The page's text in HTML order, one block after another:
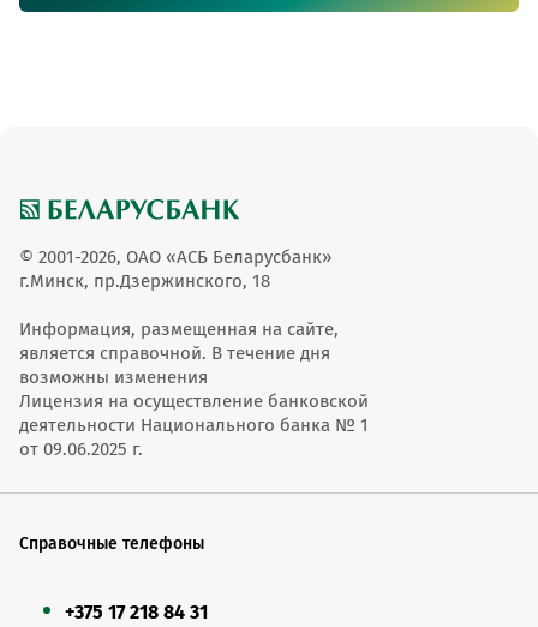
© 2001-2026, ОАО «АСБ Беларусбанк»
г.Минск, пр.Дзержинского, 18
Информация, размещенная на сайте,
является справочной. В течение дня
возможны изменения
Лицензия на осуществление банковской
деятельности Национального банка № 1
от 09.06.2025 г.
Справочные телефоны
+375 17 218 84 31